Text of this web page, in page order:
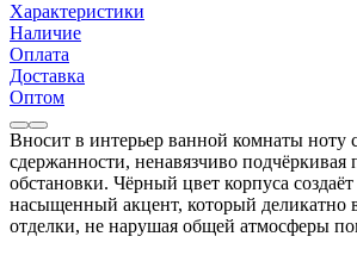
Характеристики
Наличие
Оплата
Доставка
Оптом
Вносит в интерьер ванной комнаты ноту
сдержанности, ненавязчиво подчёркивая
обстановки. Чёрный цвет корпуса
насыщенный акцент, который деликатно
отделки, не нарушая общей атмосферы